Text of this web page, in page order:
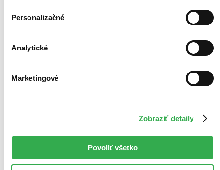
Personalizačné
Analytické
Marketingové
Zobraziť detaily
Povoliť všetko